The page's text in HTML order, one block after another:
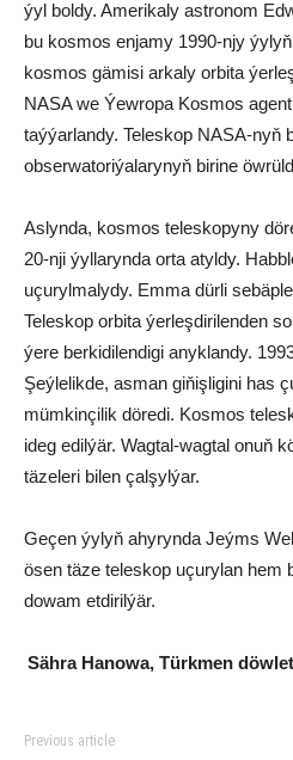
ýyl boldy. Amerikaly astronom
bu kosmos enjamy 1990-njy
kosmos gämisi arkaly orbita
NASA we Ýewropa Kosmos
taýýarlandy. Teleskop NASA-nyň
obserwatoriýalarynyň birine
Aslynda, kosmos teleskopyny
20-nji ýyllarynda orta atyldy.
uçurylmalydy. Emma dürli
Teleskop orbita ýerleşdirilenden
ýere berkidilendigi anyklandy.
Şeýlelikde, asman giňişligini has
mümkinçilik döredi. Kosmos
ideg edilýär. Wagtal-wagtal onuň
täzeleri bilen çalşylýar.
Geçen ýylyň ahyrynda Jeýms
ösen täze teleskop uçurylan hem
dowam etdirilýär.
Sähra Hanowa, Türkmen
Previous article